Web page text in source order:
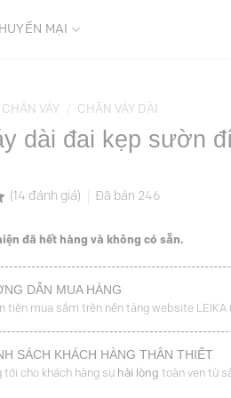
MẠI
CHÂN VÁY CHÂN VÁY DÀI
dài đai kẹp sườn
(14 đánh giá) Đã bán 246
đã hết hàng và không có sẵn.
DẪN MUA HÀNG
tiện mua sắm trên nền tảng website LEIKA (
SÁCH KHÁCH HÀNG THÂN THIẾT
tới cho khách hàng sự hài lòng toàn vẹn từ